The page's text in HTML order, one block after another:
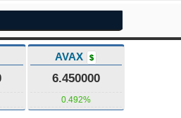
AVAX $
6.450000
0.492%